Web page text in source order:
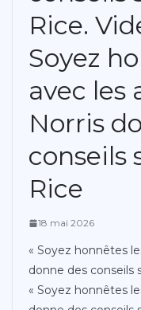
Rice.
Soyez
avec les
Norris
conseils
Rice
18 mai 2026
« Soyez honnêtes
donne des conseils
« Soyez honnêtes